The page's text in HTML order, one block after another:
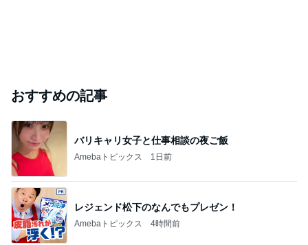
おすすめの記事
バリキャリ女子と仕事相談の夜ご飯
Amebaトピックス 1日前
レジェンド松下のなんでもプレゼン！
Amebaトピックス 4時間前